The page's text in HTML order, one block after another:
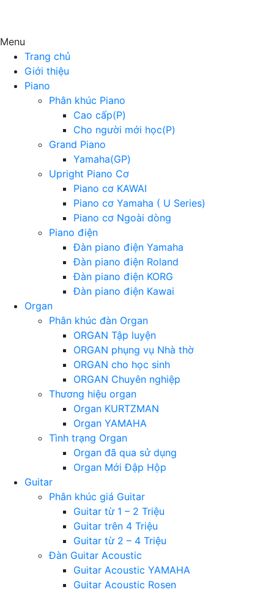
Menu
Trang chủ
Giới thiệu
Piano
Phân khúc Piano
Cao cấp(P)
Cho người mới học(P)
Grand Piano
Yamaha(GP)
Upright Piano Cơ
Piano cơ KAWAI
Piano cơ Yamaha ( U Series)
Piano cơ Ngoài dòng
Piano điện
Đàn piano điện Yamaha
Đàn piano điện Roland
Đàn piano điện KORG
Đàn piano điện Kawai
Organ
Phân khúc đàn Organ
ORGAN Tập luyện
ORGAN phụng vụ Nhà thờ
ORGAN cho học sinh
ORGAN Chuyên nghiệp
Thương hiệu organ
Organ KURTZMAN
Organ YAMAHA
Tình trạng Organ
Organ đã qua sử dụng
Organ Mới Đập Hộp
Guitar
Phân khúc giá Guitar
Guitar từ 1 – 2 Triệu
Guitar trên 4 Triệu
Guitar từ 2 – 4 Triệu
Đàn Guitar Acoustic
Guitar Acoustic YAMAHA
Guitar Acoustic Rosen